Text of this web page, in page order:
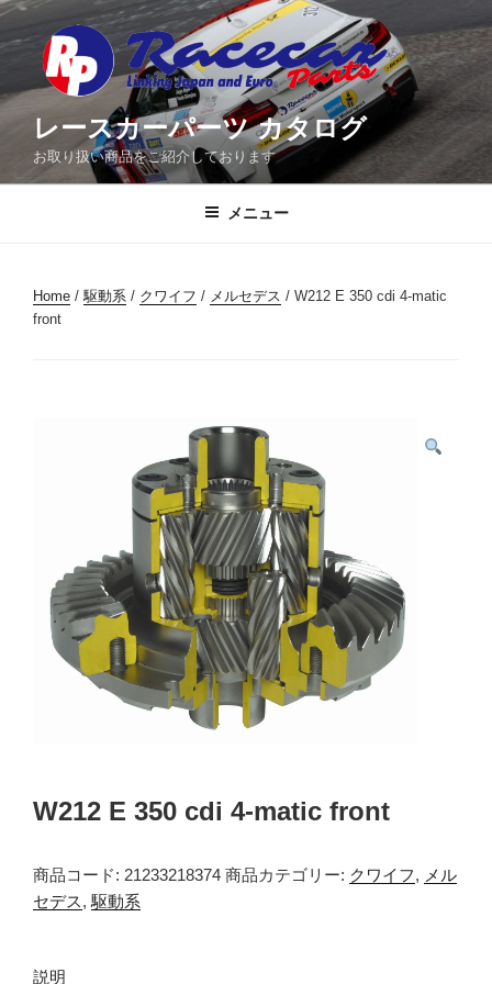
コ
ン
ン
レースカーパーツ カタログ
お取り扱い商品をご紹介しております
メニュー
Home /駆動系 / クワイフ / メルセデス / W212 E 350 cdi 4-matic
front
W212 E 350 cdi 4-matic front
商品コード: 21233218374 商品カテゴリー: クワイフ, メル
セデス, 駆動系
説明